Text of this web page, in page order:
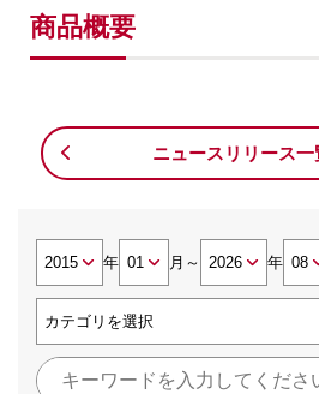
商品概要
ニュースリリース一
年 月 ～ 年